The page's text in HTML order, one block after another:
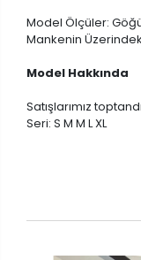
Model Ölçüler:
Mankenin
Model Hakkında
Satışlarımız
Seri: S M M L XL